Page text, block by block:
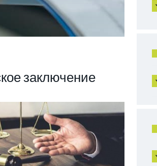
заключение